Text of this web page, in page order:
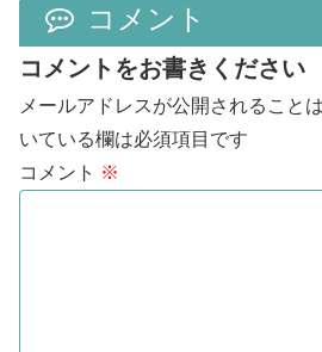
コメント
コメントをお書きください
メールアドレスが公開されること
いている欄は必須項目です
コメント ※